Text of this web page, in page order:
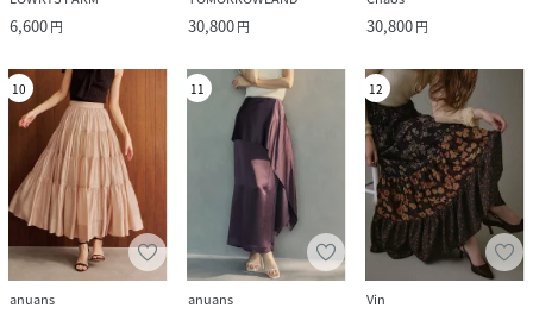
6,600円 30,800円 30,800円
10
anuans
11
anuans
12
Vin